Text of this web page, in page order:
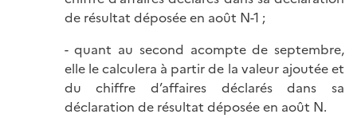
de résultat déposée en août N-1 ;
- quant au second acompte de septembre,
elle le calculera à partir de la valeur ajoutée et
du chiffre d’affaires déclarés dans sa
déclaration de résultat déposée en août N.